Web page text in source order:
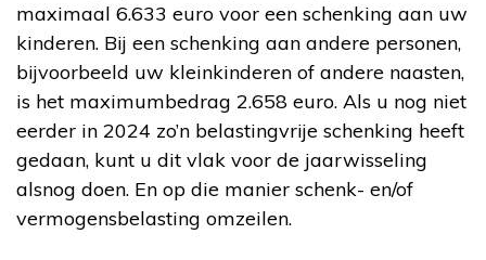
maximaal 6.633 euro voor een schenking aan uw
kinderen. Bij een schenking aan andere personen,
bijvoorbeeld uw kleinkinderen of andere naasten,
is het maximumbedrag 2.658 euro. Als u nog niet
eerder in 2024 zo’n belastingvrije schenking heeft
gedaan, kunt u dit vlak voor de jaarwisseling
alsnog doen. En op die manier schenk- en/of
vermogensbelasting omzeilen.